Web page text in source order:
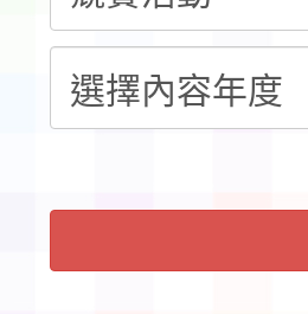
程安排一案
「桃園市
展演活動